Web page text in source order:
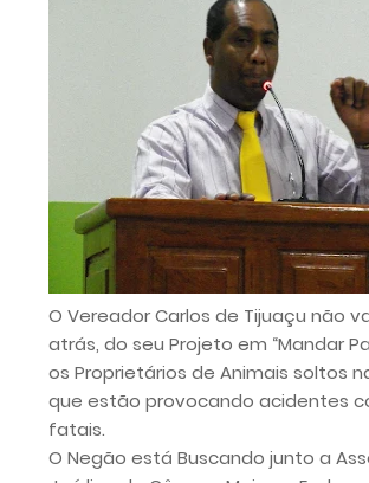
O Vereador Carlos de Tijuaçu não
atrás, do seu Projeto em “Mandar
os Proprietários de Animais soltos
que estão provocando acidentes
fatais.
O Negão está Buscando junto a